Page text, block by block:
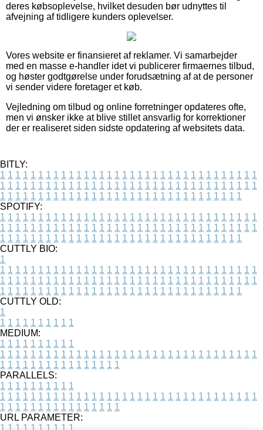
deres købsoplevelse, hvilket desuden bør udnyttes til
afvejning af tidligere kunders oplevelser.
Vores website er finansieret af reklamer. Vi samarbejder
med en masse e-handler idet vi publicerer firmaernes tilbud,
og høster godtgørelse under forudsætning af at de personer
vi sender videre foretager et køb.
Vejledning om tilbud og online forretninger opdateres ofte,
men vi ønsker ikke at blive stillet ansvarlig for korrektioner
der er realiseret siden sidste opdatering af websitets data.
BITLY:
1 1 1 1 1 1 1 1 1 1 1 1 1 1 1 1 1 1 1 1 1 1 1 1 1 1 1 1 1 1 1 1 1 1
1 1 1 1 1 1 1 1 1 1 1 1 1 1 1 1 1 1 1 1 1 1 1 1 1 1 1 1 1 1 1 1 1 1
1 1 1 1 1 1 1 1 1 1 1 1 1 1 1 1 1 1 1 1 1 1 1 1 1 1 1 1 1 1 1 1
SPOTIFY:
1 1 1 1 1 1 1 1 1 1 1 1 1 1 1 1 1 1 1 1 1 1 1 1 1 1 1 1 1 1 1 1 1 1
1 1 1 1 1 1 1 1 1 1 1 1 1 1 1 1 1 1 1 1 1 1 1 1 1 1 1 1 1 1 1 1 1 1
1 1 1 1 1 1 1 1 1 1 1 1 1 1 1 1 1 1 1 1 1 1 1 1 1 1 1 1 1 1 1 1
CUTTLY BIO:
1
1 1 1 1 1 1 1 1 1 1 1 1 1 1 1 1 1 1 1 1 1 1 1 1 1 1 1 1 1 1 1 1 1 1
1 1 1 1 1 1 1 1 1 1 1 1 1 1 1 1 1 1 1 1 1 1 1 1 1 1 1 1 1 1 1 1 1 1
1 1 1 1 1 1 1 1 1 1 1 1 1 1 1 1 1 1 1 1 1 1 1 1 1 1 1 1 1 1 1 1
CUTTLY OLD:
1
1 1 1 1 1 1 1 1 1 1
MEDIUM:
1 1 1 1 1 1 1 1 1 1
1 1 1 1 1 1 1 1 1 1 1 1 1 1 1 1 1 1 1 1 1 1 1 1 1 1 1 1 1 1 1 1 1 1
1 1 1 1 1 1 1 1 1 1 1 1 1 1 1 1
PARALLELS:
1 1 1 1 1 1 1 1 1 1
1 1 1 1 1 1 1 1 1 1 1 1 1 1 1 1 1 1 1 1 1 1 1 1 1 1 1 1 1 1 1 1 1 1
1 1 1 1 1 1 1 1 1 1 1 1 1 1 1 1
URL PARAMETER:
1 1 1 1 1 1 1 1 1 1